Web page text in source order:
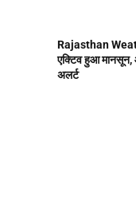
Rajasthan
एक्टिव हुआ मानसून,
अलर्ट